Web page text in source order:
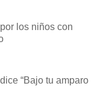
los niños con
“Bajo tu amparo